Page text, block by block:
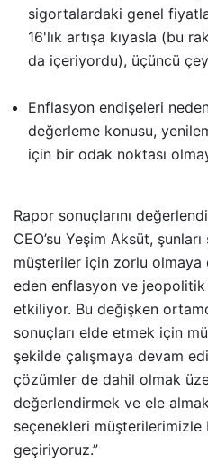
sigortalardaki genel
16'lık artışa kıyasla (bu
da içeriyordu), üçüncü
Enflasyon endişeleri
değerleme konusu,
için bir odak noktası
Rapor sonuçlarını
CEO’su Yeşim Aksüt,
müşteriler için zorlu olmaya
eden enflasyon ve
etkiliyor. Bu değişken
sonuçları elde etmek için
şekilde çalışmaya devam
çözümler de dahil olmak
değerlendirmek ve ele
seçenekleri
geçiriyoruz.”